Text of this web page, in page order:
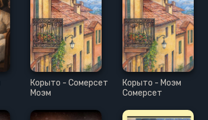
Корыто - Сомерсет
Моэм
Корыто - Моэм
Сомерсет